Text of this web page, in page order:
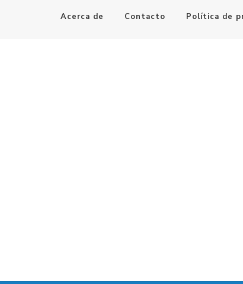
Acerca de Contacto Política de